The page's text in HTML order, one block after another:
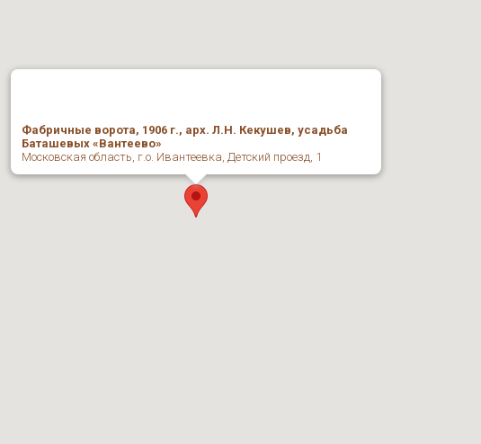
Фабричные ворота, 1906 г., арх. Л.Н. Кекушев, усадьба
Баташевых «Вантеево»
Московская область, г.о. Ивантеевка, Детский проезд, 1